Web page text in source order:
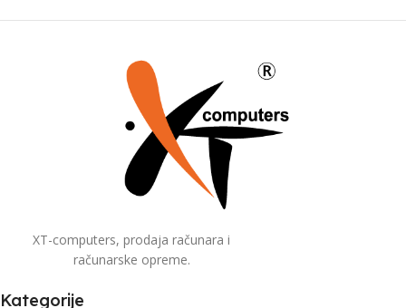
XT-computers, prodaja računara i
računarske opreme.
Kategorije